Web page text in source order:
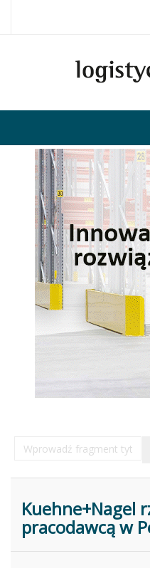
Wprowadź
fragment
Kuehne+Nagel
pracodawcą w